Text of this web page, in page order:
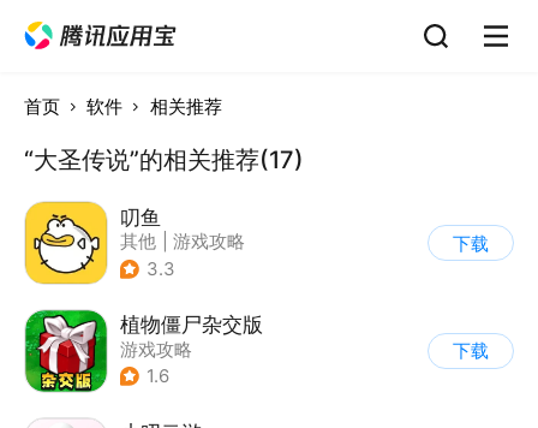
首页 软件 相关推荐
“大圣传说”的相关推荐(17)
叨鱼
其他
游戏攻略
3.3
下载
植物僵尸杂交版
游戏攻略
1.6
下载